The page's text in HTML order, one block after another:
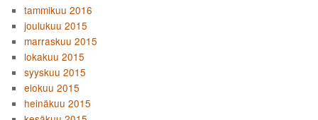
tammikuu 2016
joulukuu 2015
marraskuu 2015
lokakuu 2015
syyskuu 2015
elokuu 2015
heinäkuu 2015